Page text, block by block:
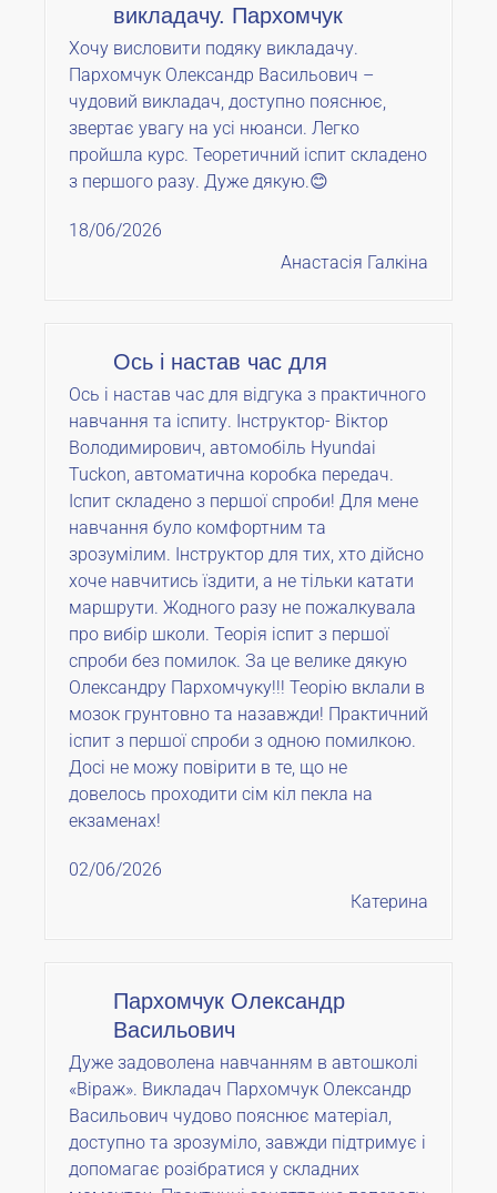
викладачу. Пархомчук
Хочу висловити подяку викладачу.
Пархомчук Олександр Васильович –
чудовий викладач, доступно пояснює,
звертає увагу на усі нюанси. Легко
пройшла курс. Теоретичний іспит складено
з першого разу. Дуже дякую.😊
18/06/2026
Анастасія Галкіна
Ось і настав час для
Ось і настав час для відгука з практичного
навчання та іспиту. Інструктор- Віктор
Володимирович, автомобіль Hyundai
Tuckon, автоматична коробка передач.
Іспит складено з першої спроби! Для мене
навчання було комфортним та
зрозумілим. Інструктор для тих, хто дійсно
хоче навчитись їздити, а не тільки катати
маршрути. Жодного разу не пожалкувала
про вибір школи. Теорія іспит з першої
спроби без помилок. За це велике дякую
Олександру Пархомчуку!!! Теорію вклали в
мозок грунтовно та назавжди! Практичний
іспит з першої спроби з одною помилкою.
Досі не можу повірити в те, що не
довелось проходити сім кіл пекла на
екзаменах!
02/06/2026
Катерина
Пархомчук Олександр
Васильович
Дуже задоволена навчанням в автошколі
«Віраж». Викладач Пархомчук Олександр
Васильович чудово пояснює матеріал,
доступно та зрозуміло, завжди підтримує і
допомагає розібратися у складних